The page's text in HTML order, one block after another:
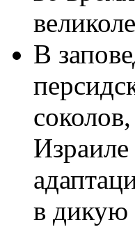
В
в дикую